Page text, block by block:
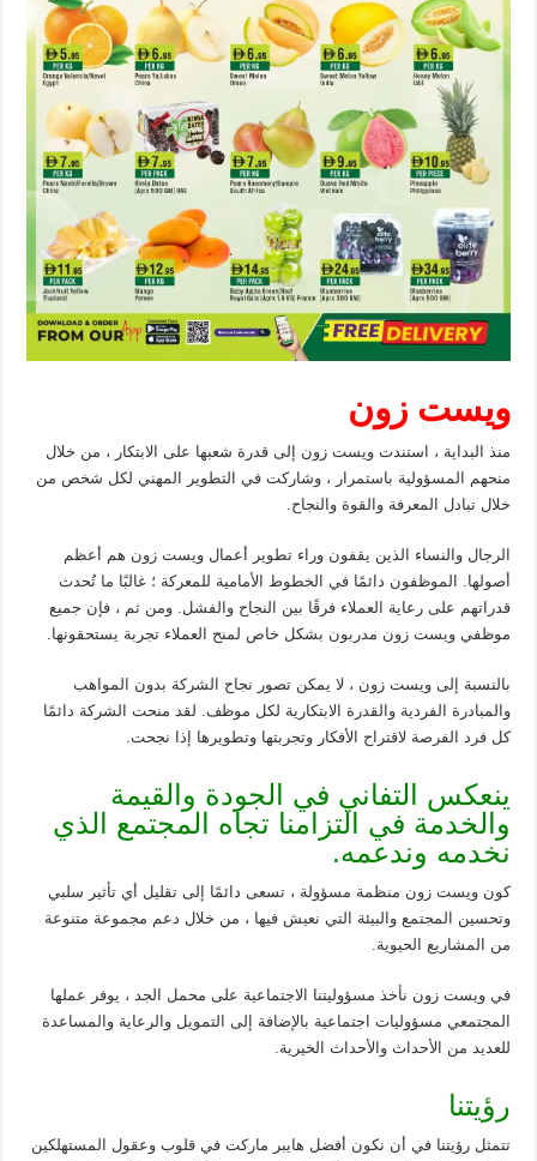
ويست زون
منذ البداية ، استندت ويست زون إلى قدرة شعبها على الابتكار ، من خلال
منحهم المسؤولية باستمرار ، وشاركت في التطوير المهني لكل شخص من
خلال تبادل المعرفة والقوة والنجاح.
الرجال والنساء الذين يقفون وراء تطوير أعمال ويست زون هم أعظم
أصولها. الموظفون دائمًا في الخطوط الأمامية للمعركة ؛ غالبًا ما تُحدث
قدراتهم على رعاية العملاء فرقًا بين النجاح والفشل. ومن ثم ، فإن جميع
موظفي ويست زون مدربون بشكل خاص لمنح العملاء تجربة يستحقونها.
بالنسبة إلى ويست زون ، لا يمكن تصور نجاح الشركة بدون المواهب
والمبادرة الفردية والقدرة الابتكارية لكل موظف. لقد منحت الشركة دائمًا
كل فرد الفرصة لاقتراح الأفكار وتجربتها وتطويرها إذا نجحت.
ينعكس التفاني في الجودة والقيمة
والخدمة في التزامنا تجاه المجتمع الذي
نخدمه وندعمه.
كون ويست زون منظمة مسؤولة ، تسعى دائمًا إلى تقليل أي تأثير سلبي
وتحسين المجتمع والبيئة التي نعيش فيها ، من خلال دعم مجموعة متنوعة
من المشاريع الحيوية.
في ويست زون نأخذ مسؤوليتنا الاجتماعية على محمل الجد ، يوفر عملها
المجتمعي مسؤوليات اجتماعية بالإضافة إلى التمويل والرعاية والمساعدة
للعديد من الأحداث والأحداث الخيرية.
رؤيتنا
تتمثل رؤيتنا في أن نكون أفضل هايبر ماركت في قلوب وعقول المستهلكين